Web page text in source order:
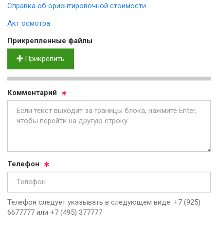
Справка об ориентировочной стоимости
Акт осмотра
Прик­реп­лен­ные фай­лы
Прикрепить
Ком­мен­та­рий
Те­ле­фон
Телефон следует указывать в следующем виде: +7 (925)
6677777 или +7 (495) 377777